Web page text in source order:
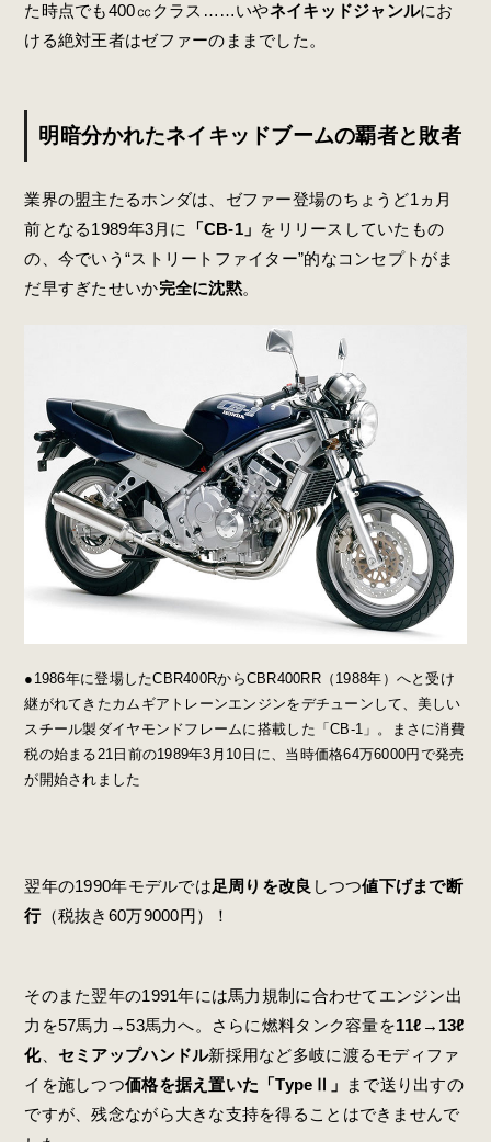
た時点でも400㏄クラス……いやネイキッドジャンルにお
ける絶対王者はゼファーのままでした。
明暗分かれたネイキッドブームの覇者と敗者
業界の盟主たるホンダは、ゼファー登場のちょうど1ヵ月
前となる1989年3月に
「CB-1」 をリリースしていたもの
の、今でいう“ストリートファイター”的なコンセプトがま
だ早すぎたせいか完全に沈黙。
●1986年に登場したCBR400RからCBR400RR（1988年）へと受け
継がれてきたカムギアトレーンエンジンをデチューンして、美しい
スチール製ダイヤモンドフレームに搭載した「CB-1」。まさに消費
税の始まる21日前の1989年3月10日に、当時価格64万6000円で発売
が開始されました
翌年の1990年モデルでは足周りを改良 しつつ値下げまで断
行（税抜き60万9000円）！
そのまた翌年の1991年には馬力規制に合わせてエンジン出
力を57馬力→53馬力へ。さらに燃料タンク容量を11ℓ→13ℓ
化、 セミアップハンドル新採用など多岐に渡るモディファ
イを施しつつ価格を据え置いた「TypeⅡ」
まで送り出すの
ですが、残念ながら大きな支持を得ることはできませんで